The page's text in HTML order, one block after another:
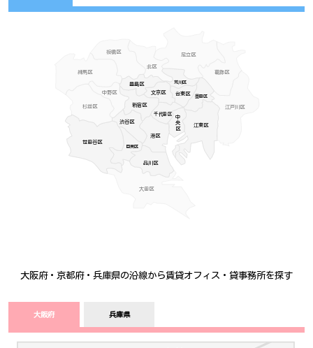
葛飾区
中央区
足立区
台東区
千代田区
荒川区
文京区
北区
港区
新宿区
豊島区
渋谷区
板橋区
中野区
練馬区
目黒区
大田区
世田谷区
杉並区
品川区
墨田区
江戸川区
江東区
大阪府・京都府・兵庫県の沿線から賃貸オフィス・貸事務所を探す
大阪府 兵庫県